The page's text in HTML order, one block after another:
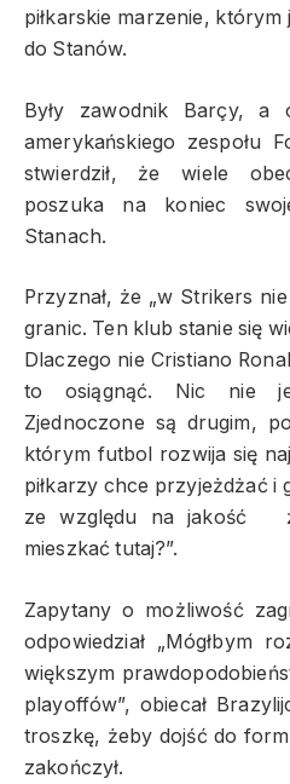
piłkarskie marzenie, którym
do Stanów.
Były zawodnik Barçy,
a
amerykańskiego zespołu
stwierdził, że wiele
poszuka na koniec
Stanach.
Przyznał, że „w Strikers
granic. Ten klub stanie się
Dlaczego nie Cristiano
to osiągnąć. Nic nie
Zjednoczone są drugim,
którym futbol rozwija się
piłkarzy chce przyjeżdżać i
ze względu na jakość
mieszkać tutaj?”.
Zapytany o możliwość
odpowiedział „Mógłbym
większym
playoffów”, obiecał
troszkę, żeby dojść do
zakończył.